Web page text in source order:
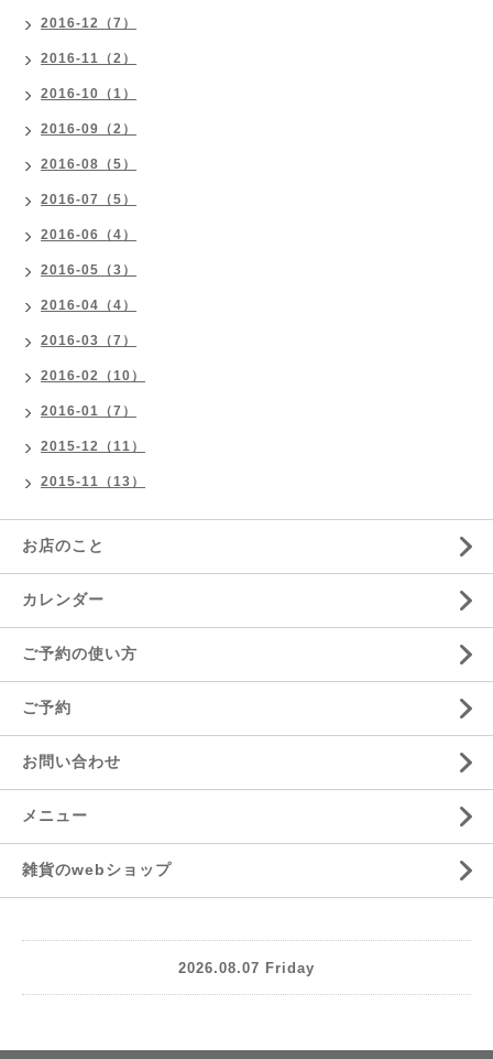
2016-12（7）
2016-11（2）
2016-10（1）
2016-09（2）
2016-08（5）
2016-07（5）
2016-06（4）
2016-05（3）
2016-04（4）
2016-03（7）
2016-02（10）
2016-01（7）
2015-12（11）
2015-11（13）
お店のこと
カレンダー
ご予約の使い方
ご予約
お問い合わせ
メニュー
雑貨のwebショップ
2026.08.07 Friday